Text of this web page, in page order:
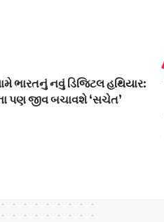
ભારતનું નવું ડિજિટલ હથિયાર:
પણ જીવ બચાવશે ‘સચેત’